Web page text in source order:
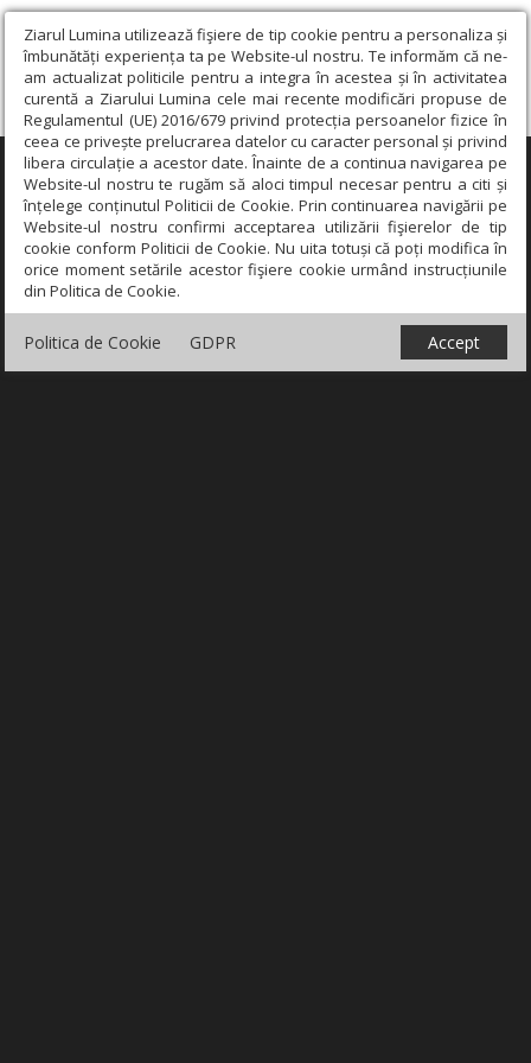
Ziarul Lumina utilizează fişiere de tip cookie pentru a personaliza și
îmbunătăți experiența ta pe Website-ul nostru. Te informăm că ne-
am actualizat politicile pentru a integra în acestea și în activitatea
curentă a Ziarului Lumina cele mai recente modificări propuse de
Regulamentul (UE) 2016/679 privind protecția persoanelor fizice în
ceea ce privește prelucrarea datelor cu caracter personal și privind
libera circulație a acestor date. Înainte de a continua navigarea pe
Website-ul nostru te rugăm să aloci timpul necesar pentru a citi și
înțelege conținutul Politicii de Cookie. Prin continuarea navigării pe
Website-ul nostru confirmi acceptarea utilizării fişierelor de tip
cookie conform Politicii de Cookie. Nu uita totuși că poți modifica în
orice moment setările acestor fişiere cookie urmând instrucțiunile
din Politica de Cookie.
Politica de Cookie GDPR Accept
×